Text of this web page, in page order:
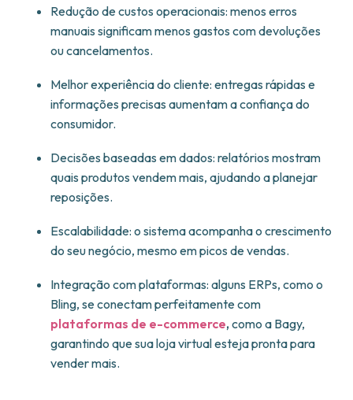
Redução de custos operacionais: menos erros
manuais significam menos gastos com devoluções
ou cancelamentos.
Melhor experiência do cliente: entregas rápidas e
informações precisas aumentam a confiança do
consumidor.
Decisões baseadas em dados: relatórios mostram
quais produtos vendem mais, ajudando a planejar
reposições.
Escalabilidade: o sistema acompanha o crescimento
do seu negócio, mesmo em picos de vendas.
Integração com plataformas: alguns ERPs, como o
Bling, se conectam perfeitamente com
plataformas de e-commerce, como a Bagy,
garantindo que sua loja virtual esteja pronta para
vender mais.